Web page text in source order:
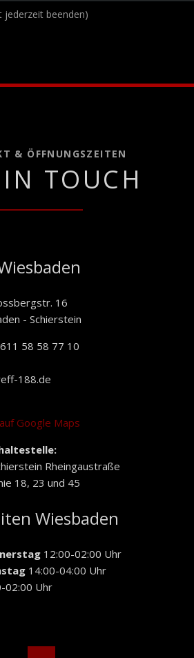
jederzeit beenden)
& ÖFFNUNGSZEITEN
TOUCH
16
- Schierstein
58 58 77 10
188.de
Google Maps
Rheingaustraße
18, 23 und 45
Wiesbaden
12:00-02:00 Uhr
14:00-04:00 Uhr
02:00 Uhr